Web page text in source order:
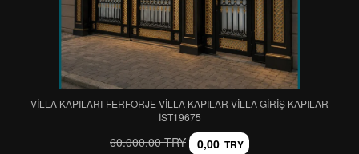
VİLLA KAPILARI-FERFORJE VİLLA KAPILAR-VİLLA GİRİŞ KAPILAR
IST19675
60.000,00 TRY 0,00 TRY